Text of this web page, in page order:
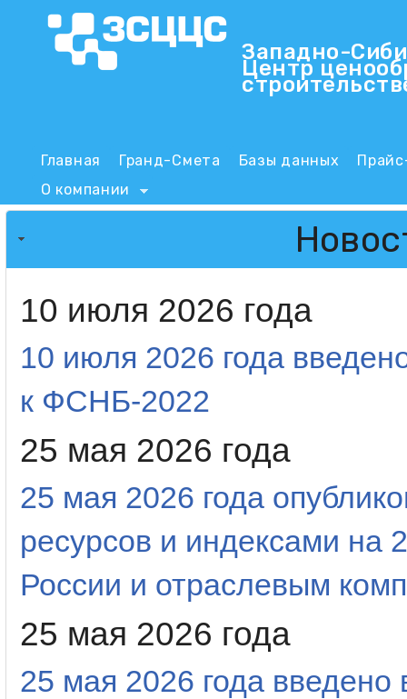
ЗСЦЦС
Западно-
Центр
Главная
Гранд-Смета Базы данных
О компании
10 июля 2026 года
10 июля 2026 года
к ФСНБ-2022
25 мая 2026 года
25 мая 2026 года
ресурсов и индексами на
России и отраслевым
25 мая 2026 года
25 мая 2026 года